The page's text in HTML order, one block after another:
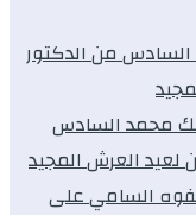
السادس من الدكتور
محمد السادس
لعيد العرش المجيد
السامي على